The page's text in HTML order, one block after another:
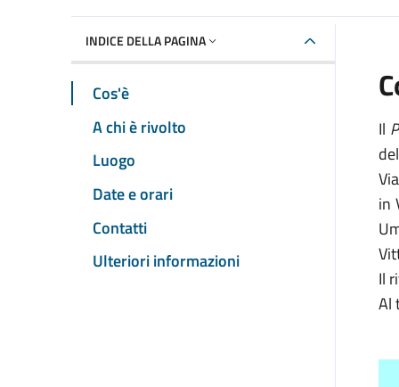
INDICE DELLA PAGINA
Cos'è
A chi è rivolto
Luogo
Date e orari
Contatti
Ulteriori informazioni
Il
in
Il
Al